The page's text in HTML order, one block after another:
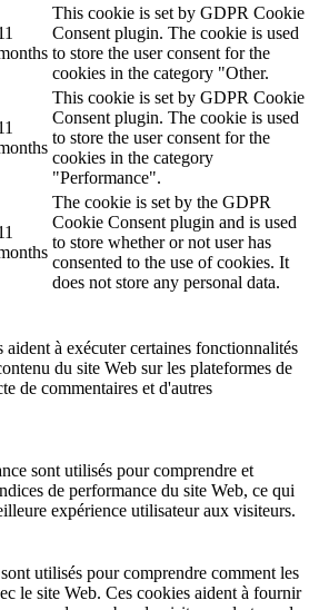
This cookie is set by GDPR Cookie
Consent plugin. The cookie is used
to store the user consent for the
cookies in the category "Other.
This cookie is set by GDPR Cookie
Consent plugin. The cookie is used
to store the user consent for the
cookies in the category
"Performance".
The cookie is set by the GDPR
Cookie Consent plugin and is used
to store whether or not user has
consented to the use of cookies. It
does not store any personal data.
à exécuter certaines fonctionnalités
du site Web sur les plateformes de
de commentaires et d'autres
sont utilisés pour comprendre et
de performance du site Web, ce qui
expérience utilisateur aux visiteurs.
utilisés pour comprendre comment les
le site Web. Ces cookies aident à fournir